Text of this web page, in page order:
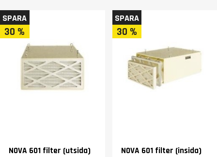
SPARA
30 %
NOVA 601 filter (utsida)
SPARA
30 %
NOVA 601 filter (insida)